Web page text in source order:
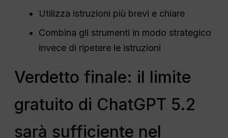
Utilizza istruzioni più brevi e chiare
Combina gli strumenti in modo strategico
invece di ripetere le istruzioni
Verdetto finale: il limite
gratuito di ChatGPT 5.2
sarà sufficiente nel